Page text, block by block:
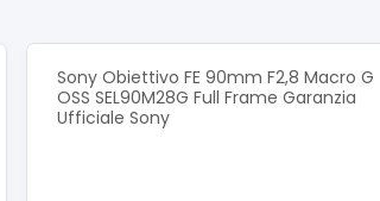
Sony Obiettivo FE 90mm F2,8 Macro G
OSS SEL90M28G Full Frame Garanzia
Ufficiale Sony